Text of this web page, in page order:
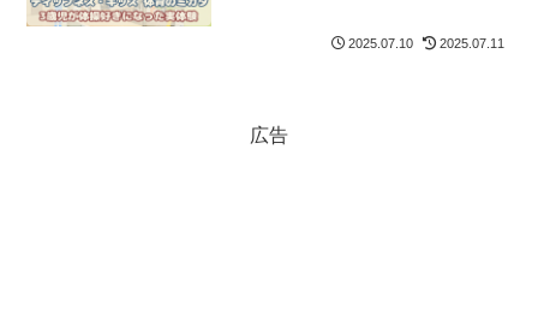
2025.07.10 2025.07.11
広告